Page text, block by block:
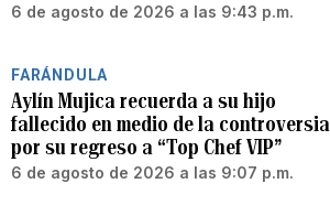
6 de agosto de 2026 a las 9:43 p.m.
FARÁNDULA
Aylín Mujica recuerda a su hijo
fallecido en medio de la controversia
por su regreso a “Top Chef VIP”
6 de agosto de 2026 a las 9:07 p.m.